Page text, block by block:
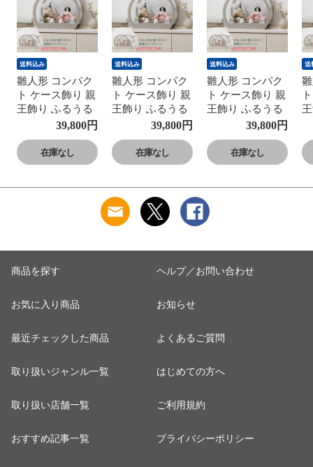
送料込み
雛人形 コンパク
ト ケース飾り 親
王飾り ふるうる
はなのうた 丸型
ケースL モカ 桜
柄 sonoca そのか
選べる6種類の衣
雛様 雛 おひなさ
39,800円
在庫なし
送料込み
雛人形 コンパク
ト ケース飾り 親
王飾り ふるうる
はなのうた 丸型
ケースL モカ 桜
柄 sonoca そのか
選べる6種類の衣
おしゃれ モダン
ひな人形 かわい
雛様 雛 おひなさ
39,800円
在庫なし
送料込み
雛人形 コンパク
ト ケース飾り 親
王飾り ふるうる
はなのうた 丸型
ケースL モカ 桜
柄 sonoca そのか
選べる6種類の衣
おしゃれ モダン
ひな人形 かわい
雛様 雛 おひなさ
39,800円
在庫なし
送
商品を探す
お気に入り商品
最近チェックした商品
取り扱いジャンル一覧
取り扱い店舗一覧
おすすめ記事一覧
ヘルプ／お問い合わせ
お知らせ
よくあるご質問
はじめての方へ
ご利用規約
プライバシーポリシー